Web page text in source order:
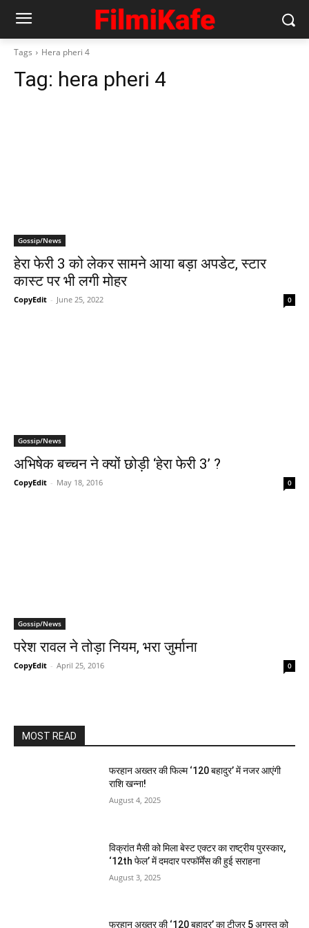
Tags Hera pheri 4
Tag: hera pheri 4
Gossip/News
हेरा फेरी 3 को लेकर सामने आया बड़ा अपडेट, स्‍टार
कास्‍ट पर भी लगी मोहर
CopyEdit - June 25, 2022 0
Gossip/News
अभिषेक बच्‍चन ने क्‍यों छोड़ी ‘हेरा फेरी 3’ ?
CopyEdit - May 18, 2016 0
Gossip/News
परेश रावल ने तोड़ा नियम, भरा जुर्माना
CopyEdit - April 25, 2016 0
MOST READ
फरहान अख्तर की फिल्म ‘120 बहादुर’ में नजर आएंगी
राशि खन्ना!
August 4, 2025
विक्रांत मैसी को मिला बेस्ट एक्टर का राष्ट्रीय पुरस्कार,
‘12th फेल’ में दमदार परफॉर्मेंस की हुई सराहना
August 3, 2025
फरहान अख्तर की ‘120 बहादुर’ का टीज़र 5 अगस्त को